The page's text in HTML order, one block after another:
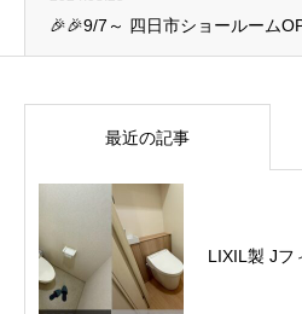
🎉🎉9/7～ 四日市ショールーム
最近の記事
LIXIL製 Jフ